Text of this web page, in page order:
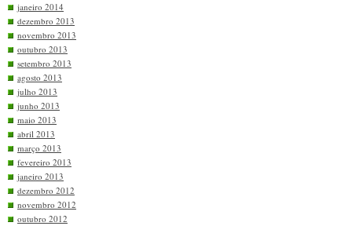
janeiro 2014
dezembro 2013
novembro 2013
outubro 2013
setembro 2013
agosto 2013
julho 2013
junho 2013
maio 2013
abril 2013
março 2013
fevereiro 2013
janeiro 2013
dezembro 2012
novembro 2012
outubro 2012